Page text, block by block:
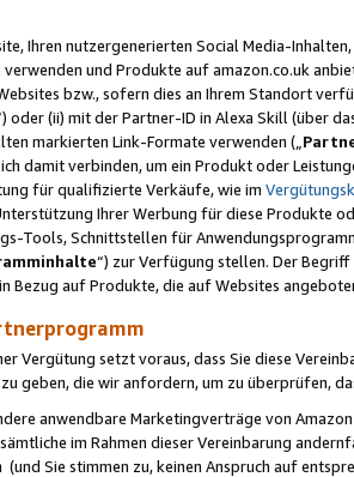
Ihren nutzergenerierten Social Media-
und Produkte auf amazon.co.uk
bzw., sofern dies an Ihrem Standort
oder (ii) mit der Partner-ID in Alexa Skill (über
markierten Link-Formate verwenden („
damit verbinden, um ein Produkt oder
für qualifizierte Verkäufe, wie im
Ihrer Werbung für diese Produkte
Tools, Schnittstellen für
“) zur Verfügung stellen. Der
auf Produkte, die auf Websites
Vergütung setzt voraus, dass Sie diese
geben, die wir anfordern, um zu überprüfen,
anwendbare Marketingverträge von
im Rahmen dieser Vereinbarung
Sie stimmen zu, keinen Anspruch auf